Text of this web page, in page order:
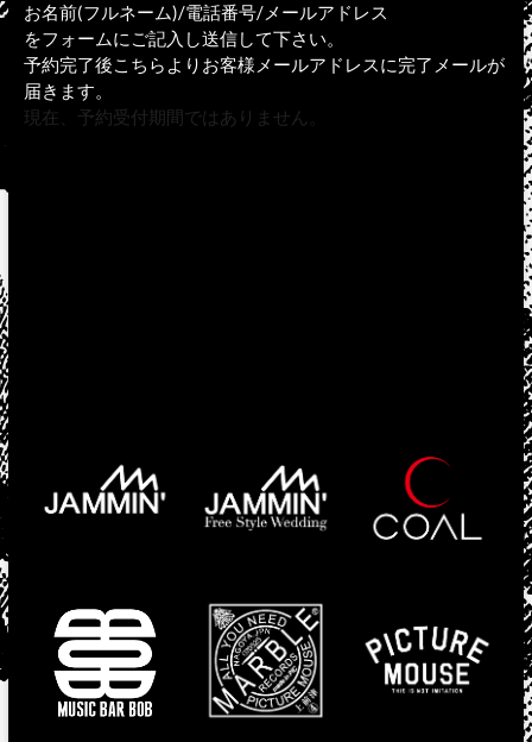
お名前(フルネーム)/電話番号/メールアドレス
をフォームにご記入し送信して下さい。
予約完了後こちらよりお客様メールアドレスに完了メールが
届きます。
現在、予約受付期間ではありません。